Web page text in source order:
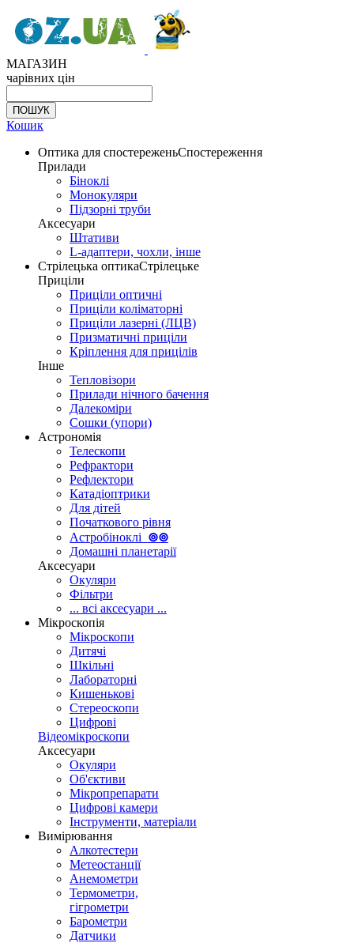
МАГАЗИН
чарівних цін
Кошик
Оптика для спостереженьСпостереження
Прилади
Біноклі
Монокуляри
Підзорні труби
Аксесуари
Штативи
L-адаптери, чохли, інше
Стрілецька оптикаСтрілецьке
Приціли
Приціли оптичні
Приціли коліматорні
Приціли лазерні (ЛЦВ)
Призматичні приціли
Кріплення для прицілів
Інше
Тепловізори
Прилади нічного бачення
Далекоміри
Сошки (упори)
Астрономія
Телескопи
Рефрактори
Рефлектори
Катадіоптрики
Для дітей
Початкового рівня
Астробіноклі ⊚⊚
Домашні планетарії
Аксесуари
Окуляри
Фільтри
... всі аксесуари ...
Мікроскопія
Мікроскопи
Дитячі
Шкільні
Лабораторні
Кишенькові
Стереоскопи
Цифрові
Відеомікроскопи
Аксесуари
Окуляри
Об'єктиви
Мікропрепарати
Цифрові камери
Інструменти, матеріали
Вимірювання
Алкотестери
Метеостанції
Анемометри
Термометри,
гігрометри
Барометри
Датчики